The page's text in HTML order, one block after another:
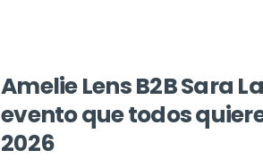
Amelie Lens B2B Sara
evento que todos
2026